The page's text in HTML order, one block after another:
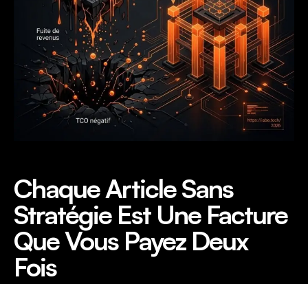
Chaque Article Sans
Stratégie Est Une Facture
Que Vous Payez Deux
Fois